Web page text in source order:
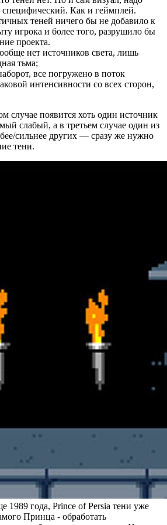
специфический. Как и геймплей.
теней ничего бы не добавило к
игрока и более того, разрушило бы
проекта.
нет источников света, лишь
тьма;
все погружено в поток
интенсивности со всех сторон,
случае появится хоть один источник
слабый, а в третьем случае один из
сильнее других — сразу же нужно
тени.
1989 года, Prince of Persia тени уже
Принца - обработать